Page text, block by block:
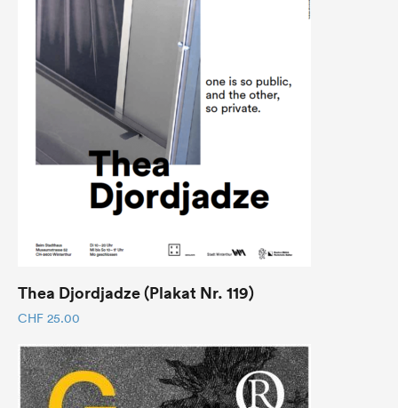
Thea Djordjadze (Plakat Nr. 119)
CHF 25.00